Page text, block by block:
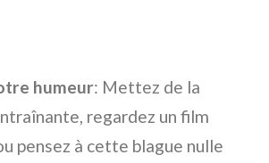
humeur: Mettez de la
regardez un film
pensez à cette blague nulle